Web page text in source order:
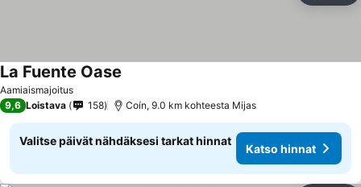
Aamiaismajoitus
La Fuente Oase
9,6 Loistava 158 Coín, 9.0 km kohteesta Mijas
Valitse päivät nähdäksesi tarkat hinnat
Katso hinnat